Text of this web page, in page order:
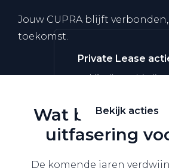
Private Lease
Bekijk alle
Bekijk acties
Jouw CUPRA blijft
toekomst.
Wat betekent
uitfasering
De komende jaren